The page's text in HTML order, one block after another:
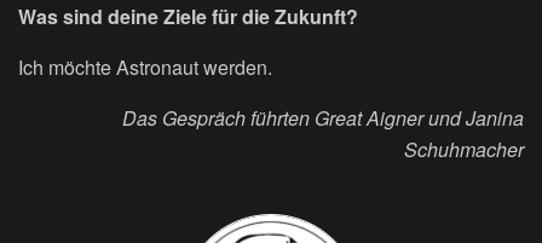
Was sind deine Ziele für die Zukunft?
Ich möchte Astronaut werden.
Das Gespräch führten Great Aigner und Janina
Schuhmacher